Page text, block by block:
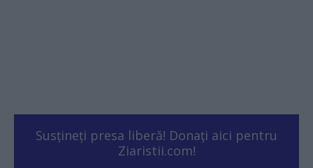
Susțineți presa liberă! Donați aici pentru
Ziaristii.com!